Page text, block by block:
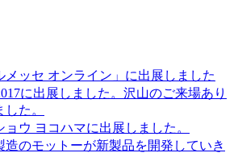
メッセ オンライン」に出展しました
に出展しました。沢山のご来場あり
た。
ョウ ヨコハマに出展しました。
造のモットーが新製品を開発していき